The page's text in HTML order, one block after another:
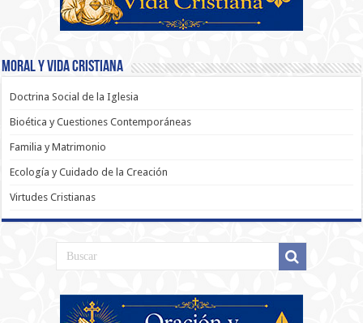
Moral y Vida Cristiana
Doctrina Social de la Iglesia
Bioética y Cuestiones Contemporáneas
Familia y Matrimonio
Ecología y Cuidado de la Creación
Virtudes Cristianas